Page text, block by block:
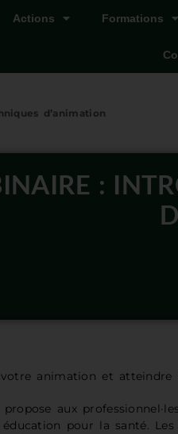
Actions Formations
d’animation
:
animation et atteindre
propose aux
pour la santé.